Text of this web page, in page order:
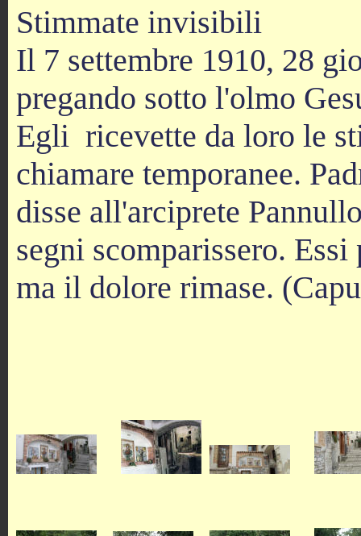
Stimmate invisibili
Il 7 settembre 1910, 28
pregando sotto l'olmo
Egli ricevette da loro le
chiamare temporanee.
disse all'arciprete
segni scomparissero.
ma il dolore rimase.